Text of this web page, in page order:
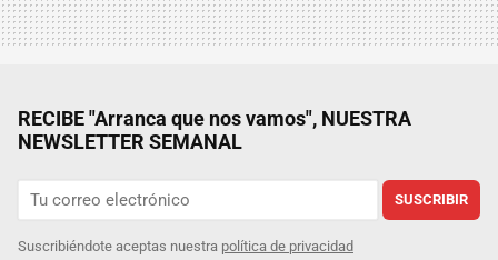
RECIBE "Arranca que nos vamos", NUESTRA
NEWSLETTER SEMANAL
SUSCRIBIR
Suscribiéndote aceptas nuestra política de privacidad